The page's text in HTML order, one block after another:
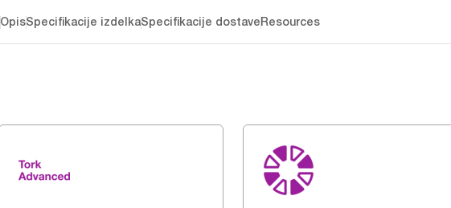
OpisSpecifikacije izdelkaSpecifikacije dostaveResources